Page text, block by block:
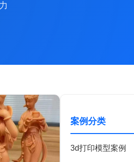
案例分类
3d打印模型案例